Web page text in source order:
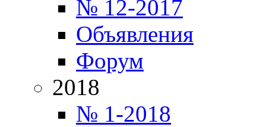
№ 12-2017
Объявления
Форум
2018
№ 1-2018